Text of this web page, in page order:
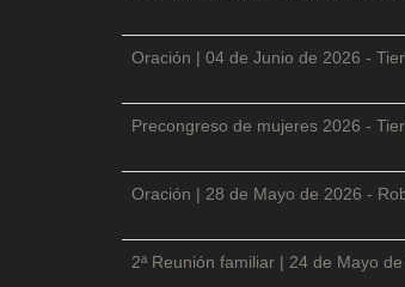
Oración | 04 de Junio de 2026 -
Precongreso de mujeres 2026 -
Oración | 28 de Mayo de 2026 -
2ª Reunión familiar | 24 de Mayo